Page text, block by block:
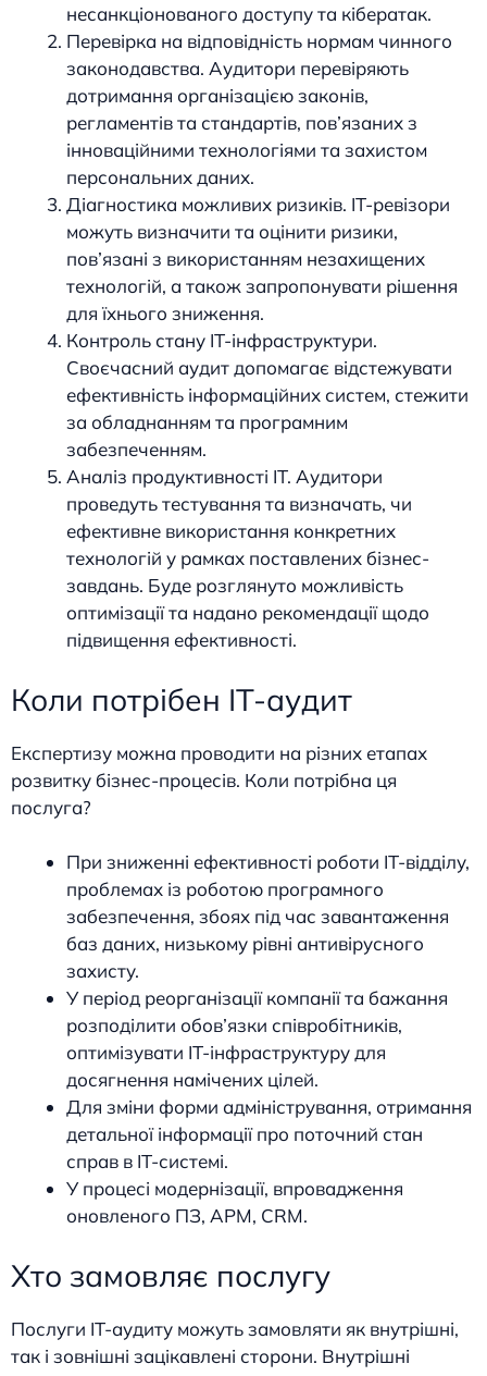
несанкціонованого доступу та кібератак.
Перевірка на відповідність нормам чинного
законодавства. Аудитори перевіряють
дотримання організацією законів,
регламентів та стандартів, пов’язаних з
інноваційними технологіями та захистом
персональних даних.
Діагностика можливих ризиків. ІТ-ревізори
можуть визначити та оцінити ризики,
пов’язані з використанням незахищених
технологій, а також запропонувати рішення
для їхнього зниження.
Контроль стану ІТ-інфраструктури.
Своєчасний аудит допомагає відстежувати
ефективність інформаційних систем, стежити
за обладнанням та програмним
забезпеченням.
Аналіз продуктивності ІТ. Аудитори
проведуть тестування та визначать, чи
ефективне використання конкретних
технологій у рамках поставлених бізнес-
завдань. Буде розглянуто можливість
оптимізації та надано рекомендації щодо
підвищення ефективності.
Коли потрібен ІТ-аудит
Експертизу можна проводити на різних етапах
розвитку бізнес-процесів. Коли потрібна ця
послуга?
При зниженні ефективності роботи ІТ-відділу,
проблемах із роботою програмного
забезпечення, збоях під час завантаження
баз даних, низькому рівні антивірусного
захисту.
У період реорганізації компанії та бажання
розподілити обов’язки співробітників,
оптимізувати ІТ-інфраструктуру для
досягнення намічених цілей.
Для зміни форми адміністрування, отримання
детальної інформації про поточний стан
справ в ІТ-системі.
У процесі модернізації, впровадження
оновленого ПЗ, АРМ, CRM.
Хто замовляє послугу
Послуги ІТ-аудиту можуть замовляти як внутрішні,
так і зовнішні зацікавлені сторони. Внутрішні